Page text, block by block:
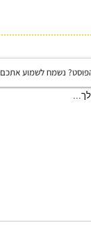
נשמח לשמוע אתכם